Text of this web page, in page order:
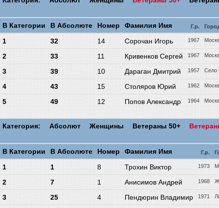
В Категории В Абсолюте Номер Фамилия Имя Г.р.
1 32 14 Сорочан Игорь 1967
2 33 11 Кривенков Сергей 1967
3 39 10 Дараган Дмитрий 1957 Село
4 43 15 Столяров Юрий 1962
5 49 12 Попов Александр 1964
Категория: Абсолют Женщины Ветераны 50+
В Категории В Абсолюте Номер Фамилия Имя Г.р.
1 1 8 Трохин Виктор 1973
2 7 1 Анисимов Андрей 1968
3 25 4 Пендюрин Владимир 1971